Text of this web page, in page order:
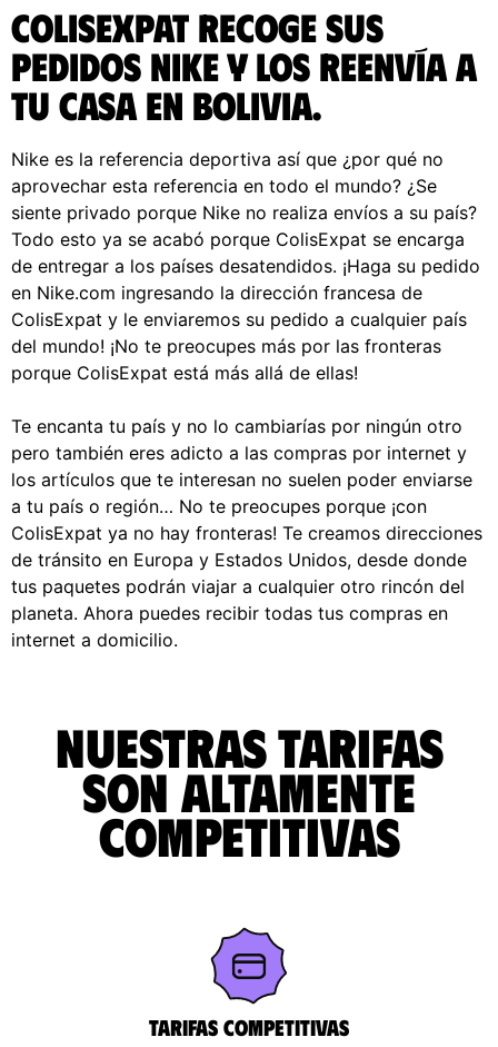
ColisExpat recoge sus
pedidos Nike y los reenvía a
tu casa en Bolivia.
Nike es la referencia deportiva así que ¿por qué no
aprovechar esta referencia en todo el mundo? ¿Se
siente privado porque Nike no realiza envíos a su país?
Todo esto ya se acabó porque ColisExpat se encarga
de entregar a los países desatendidos. ¡Haga su pedido
en Nike.com ingresando la dirección francesa de
ColisExpat y le enviaremos su pedido a cualquier país
del mundo! ¡No te preocupes más por las fronteras
porque ColisExpat está más allá de ellas!
Te encanta tu país y no lo cambiarías por ningún otro
pero también eres adicto a las compras por internet y
los artículos que te interesan no suelen poder enviarse
a tu país o región… No te preocupes porque ¡con
ColisExpat ya no hay fronteras! Te creamos direcciones
de tránsito en Europa y Estados Unidos, desde donde
tus paquetes podrán viajar a cualquier otro rincón del
planeta. Ahora puedes recibir todas tus compras en
internet a domicilio.
Nuestras tarifas
son altamente
competitivas
Tarifas competitivas